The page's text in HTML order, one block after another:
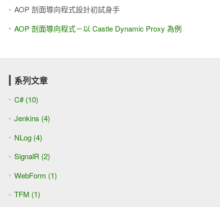
AOP 剖面導向程式設計初試身手
AOP 剖面導向程式－以 Castle Dynamic Proxy 為例
系列文章
C# (10)
Jenkins (4)
NLog (4)
SignalR (2)
WebForm (1)
TFM (1)